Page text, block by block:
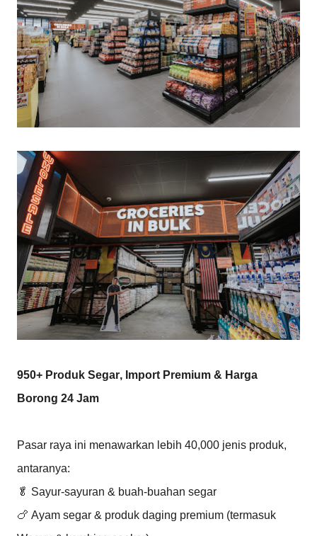
950+ Produk Segar, Import Premium & Harga
Borong 24 Jam
Pasar raya ini menawarkan lebih 40,000 jenis produk,
antaranya:
🥬 Sayur-sayuran & buah-buahan segar
🍗 Ayam segar & produk daging premium (termasuk